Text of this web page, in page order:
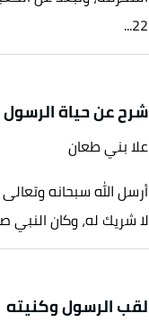
22...
شرح عن حياة الرسول
علا بني طعان
أرسل الله سبحانه
لا شريك له، وكان النبي
لقب الرسول وكنيته